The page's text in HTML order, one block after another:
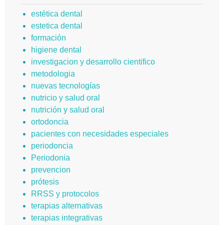
estética dental
estetica dental
formación
higiene dental
investigacion y desarrollo cientifico
metodologia
nuevas tecnologías
nutricio y salud oral
nutrición y salud oral
ortodoncia
pacientes con necesidades especiales
periodoncia
Periodonia
prevencion
prótesis
RRSS y protocolos
terapias alternativas
terapias integrativas